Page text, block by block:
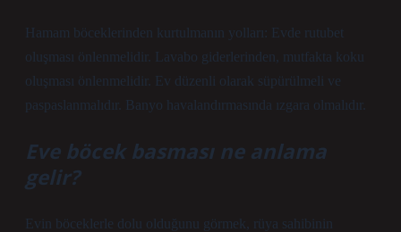
Hamam böceklerinden kurtulmanın yolları: Evde rutubet
oluşması önlenmelidir. Lavabo giderlerinden, mutfakta koku
oluşması önlenmelidir. Ev düzenli olarak süpürülmeli ve
paspaslanmalıdır. Banyo havalandırmasında ızgara olmalıdır.
Eve böcek basması ne anlama
gelir?
Evin böceklerle dolu olduğunu görmek, rüya sahibinin